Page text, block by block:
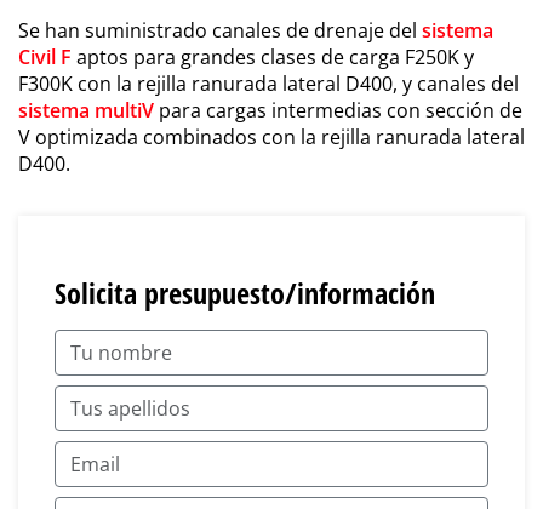
Se han suministrado canales de drenaje del sistema
Civil F aptos para grandes clases de carga F250K y
F300K con la rejilla ranurada lateral D400, y canales del
sistema multiV para cargas intermedias con sección de
V optimizada combinados con la rejilla ranurada lateral
D400.
Solicita presupuesto/información